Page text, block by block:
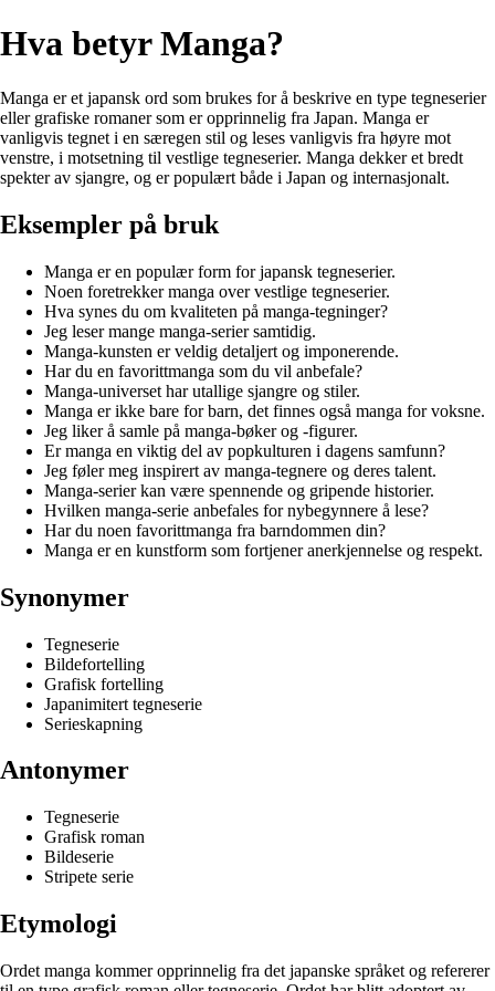
Hva betyr Manga?
Manga er et japansk ord som brukes for å beskrive en type tegneserier
eller grafiske romaner som er opprinnelig fra Japan. Manga er
vanligvis tegnet i en særegen stil og leses vanligvis fra høyre mot
venstre, i motsetning til vestlige tegneserier. Manga dekker et bredt
spekter av sjangre, og er populært både i Japan og internasjonalt.
Eksempler på bruk
Manga er en populær form for japansk tegneserier.
Noen foretrekker manga over vestlige tegneserier.
Hva synes du om kvaliteten på manga-tegninger?
Jeg leser mange manga-serier samtidig.
Manga-kunsten er veldig detaljert og imponerende.
Har du en favorittmanga som du vil anbefale?
Manga-universet har utallige sjangre og stiler.
Manga er ikke bare for barn, det finnes også manga for voksne.
Jeg liker å samle på manga-bøker og -figurer.
Er manga en viktig del av popkulturen i dagens samfunn?
Jeg føler meg inspirert av manga-tegnere og deres talent.
Manga-serier kan være spennende og gripende historier.
Hvilken manga-serie anbefales for nybegynnere å lese?
Har du noen favorittmanga fra barndommen din?
Manga er en kunstform som fortjener anerkjennelse og respekt.
Synonymer
Tegneserie
Bildefortelling
Grafisk fortelling
Japanimitert tegneserie
Serieskapning
Antonymer
Tegneserie
Grafisk roman
Bildeserie
Stripete serie
Etymologi
Ordet manga kommer opprinnelig fra det japanske språket og refererer